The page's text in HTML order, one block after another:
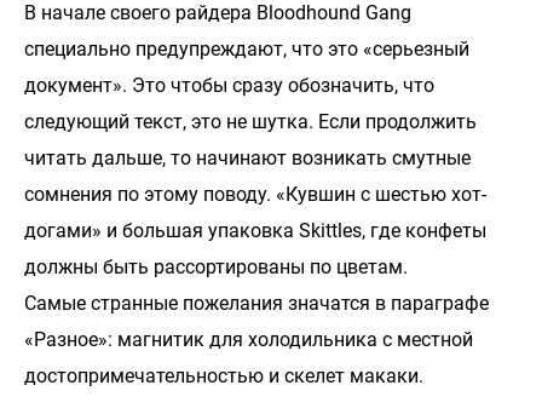
В начале своего райдера Bloodhound Gang
специально предупреждают, что это «серьезный
документ». Это чтобы сразу обозначить, что
следующий текст, это не шутка. Если продолжить
читать дальше, то начинают возникать смутные
сомнения по этому поводу. «Кувшин с шестью хот-
догами» и большая упаковка Skittles, где конфеты
должны быть рассортированы по цветам.
Самые странные пожелания значатся в параграфе
«Разное»: магнитик для холодильника с местной
достопримечательностью и скелет макаки.